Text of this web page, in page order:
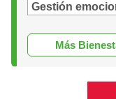
Gestión
Más